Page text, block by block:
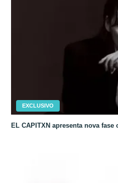
EXCLUSIVO
EL CAPITXN apresenta nova